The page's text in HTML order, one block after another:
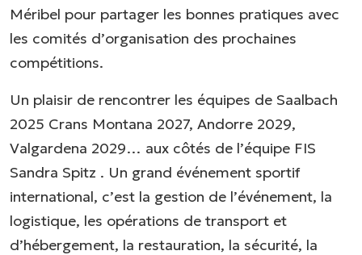
Méribel pour partager les bonnes pratiques avec
les comités d’organisation des prochaines
compétitions.
Un plaisir de rencontrer les équipes de Saalbach
2025 Crans Montana 2027, Andorre 2029,
Valgardena 2029… aux côtés de l’équipe FIS
Sandra Spitz . Un grand événement sportif
international, c’est la gestion de l’événement, la
logistique, les opérations de transport et
d’hébergement, la restauration, la sécurité, la